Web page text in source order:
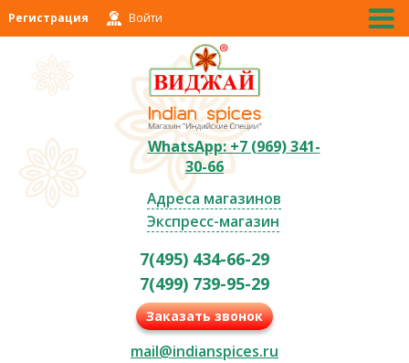
Регистрация Войти
WhatsApp: +7 (969) 341-
30-66
Адреса магазинов
Экспресс-магазин
7(495) 434-66-29
7(499) 739-95-29
Заказать звонок
mail@indianspices.ru